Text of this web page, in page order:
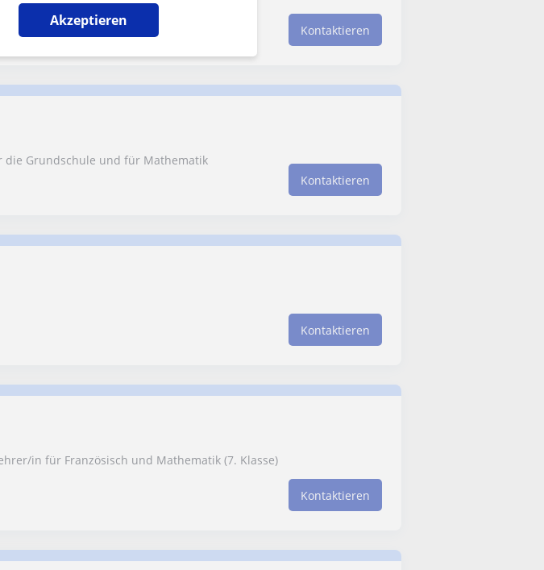
Akzeptieren
für Mathematik in Präsenzunterricht
Kontaktieren
die Grundschule und für Mathematik
Kontaktieren
Kontaktieren
in für Französisch und Mathematik (7. Klasse)
Kontaktieren